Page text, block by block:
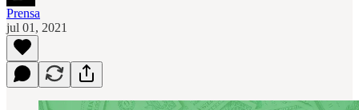
Prensa
jul 01, 2021